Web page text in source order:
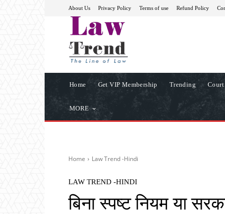
About Us Privacy Policy Terms of use Refund Policy
Home Get VIP Membership Trending Court
MORE
Home Law Trend -Hindi
LAW TREND -HINDI
बिना स्पष्ट नियम या